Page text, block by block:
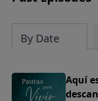
By Date
Aquí